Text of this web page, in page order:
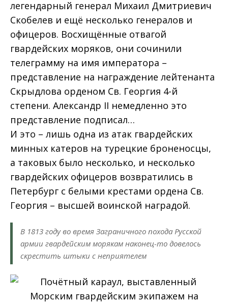
легендарный генерал Михаил Дмитриевич
Скобелев и ещё несколько генералов и
офицеров. Восхищённые отвагой
гвардейских моряков, они сочинили
телеграмму на имя императора –
представление на награждение лейтенанта
Скрыдлова орденом Св. Георгия 4-й
степени. Александр II немедленно это
представление подписал…
И это – лишь одна из атак гвардейских
минных катеров на турецкие броненосцы,
а таковых было несколько, и несколько
гвардейских офицеров возвратились в
Петербург с белыми крестами ордена Св.
Георгия – высшей воинской наградой.
В 1813 году во время Заграничного похода Русской
армии гвардейским морякам наконец-то довелось
скрестить штыки с неприятелем